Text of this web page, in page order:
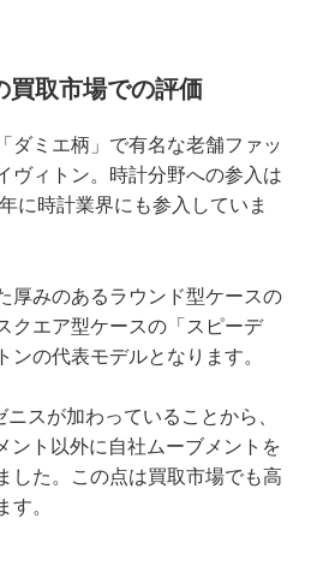
買取市場での評価
ダミエ柄」で有名な老舗ファッ
ヴィトン。時計分野への参入は
に時計業界にも参入していま
厚みのあるラウンド型ケースの
クエア型ケースの「スピーデ
ンの代表モデルとなります。
スが加わっていることから、
ント以外に自社ムーブメントを
した。この点は買取市場でも高
す。